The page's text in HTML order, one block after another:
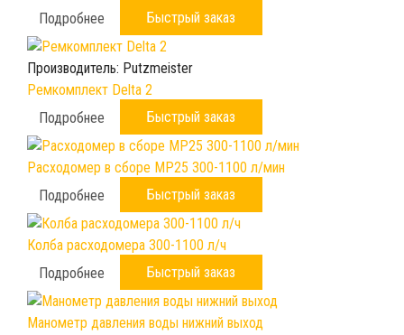
Подробнее
Быстрый заказ
Производитель: Putzmeister
Ремкомплект Delta 2
Подробнее
Быстрый заказ
Расходомер в сборе МР25 300-1100 л/мин
Подробнее
Быстрый заказ
Колба расходомера 300-1100 л/ч
Подробнее
Быстрый заказ
Манометр давления воды нижний выход